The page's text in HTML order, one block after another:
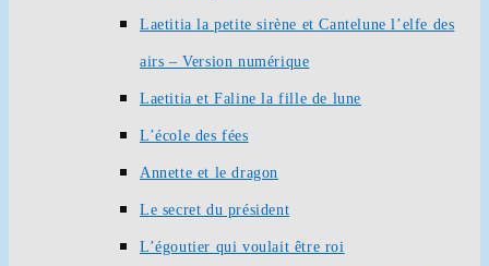
Laetitia la petite sirène et Cantelune l’elfe des
airs – Version numérique
Laetitia et Faline la fille de lune
L’école des fées
Annette et le dragon
Le secret du président
L’égoutier qui voulait être roi